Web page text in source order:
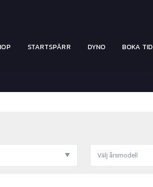
STARTSPÄRR DYNO BOKA TID
Välj årsmodell